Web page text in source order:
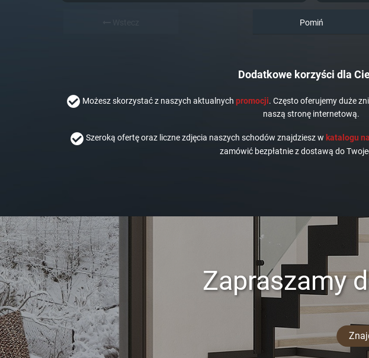
Pomiń
Dodatkowe korzyści dla
Możesz skorzystać z naszych aktualnych promocji. Często oferujemy duże
naszą stronę internetową.
Szeroką ofertę oraz liczne zdjęcia naszych schodów znajdziesz w katalogu
zamówić bezpłatnie z dostawą do
Zapraszamy